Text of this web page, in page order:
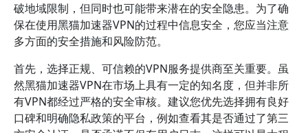
破地域限制，但同时也可能带来潜在的安全隐患。为了确
保在使用黑猫加速器VPN的过程中信息安全，您应当注意
多方面的安全措施和风险防范。
首先，选择正规、可信赖的VPN服务提供商至关重要。虽
然黑猫加速器VPN在市场上具有一定的知名度，但并非所
有VPN都经过严格的安全审核。建议您优先选择拥有良好
口碑和明确隐私政策的平台，例如查看其是否通过了第三